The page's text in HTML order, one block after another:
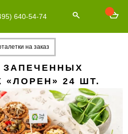
640-54-74
на заказ
ЗАПЕЧЕННЫХ
«ЛОРЕН» 24 ШТ.